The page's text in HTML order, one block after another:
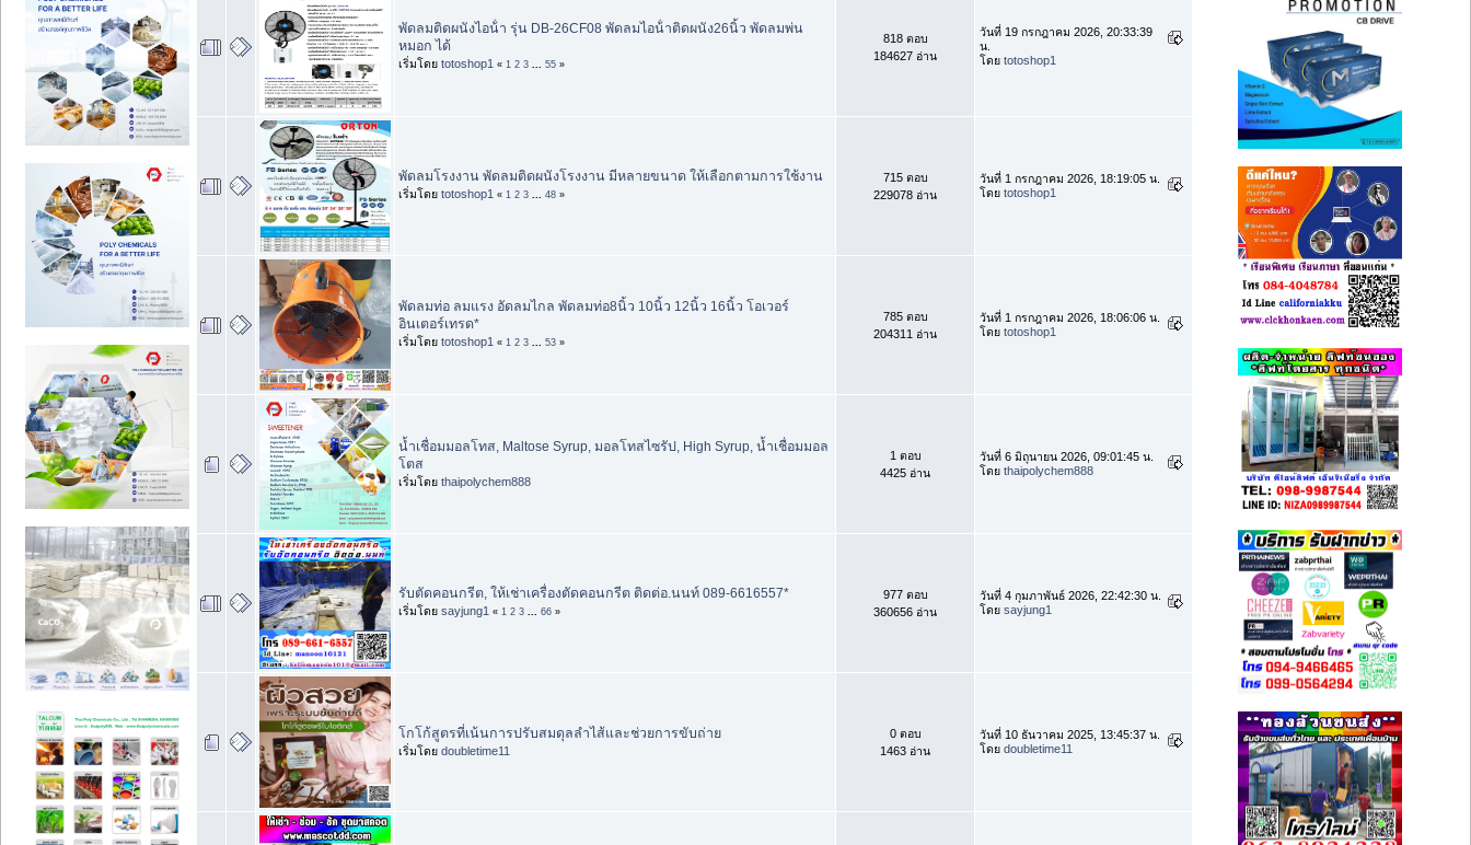
พัดลมติดผนังไอน้ํา รุ่น DB-26CF08 พัดลมไอน้ําติดผนัง26นิ้ว พัดลมพ่น
หมอก ได้
เริ่มโดย totoshop1 « 1 2 3 55 »
818 ตอบ
184627 อ่าน
วันที่ 19 กรกฎาคม 2026, 20:33:39
น.
โดย totoshop1
พัดลมโรงงาน พัดลมติดผนังโรงงาน มีหลายขนาด ให้เลือกตามการใช้งาน
เริ่มโดย totoshop1 « 1 2 3 48 »
715 ตอบ
229078 อ่าน
วันที่ 1 กรกฎาคม 2026, 18:19:05 น.
โดย totoshop1
พัดลมท่อ ลมแรง อัดลมไกล พัดลมท่อ8นิ้ว 10นิ้ว 12นิ้ว 16นิ้ว โอเวอร์
อินเตอร์เทรด*
เริ่มโดย totoshop1 « 1 2 3 53 »
785 ตอบ
204311 อ่าน
วันที่ 1 กรกฎาคม 2026, 18:06:06 น.
โดย totoshop1
น้ำเชื่อมมอลโทส, Maltose Syrup, มอลโทสไซรัป, High Syrup, น้ำเชื่อมมอล
โตส
เริ่มโดย thaipolychem888
1 ตอบ
4425 อ่าน
วันที่ 6 มิถุนายน 2026, 09:01:45 น.
โดย thaipolychem888
รับตัดคอนกรีต, ให้เช่าเครื่องตัดคอนกรีต ติดต่อ.นนท์ 089-6616557*
เริ่มโดย sayjung1 « 1 2 3 66 »
977 ตอบ
360656 อ่าน
วันที่ 4 กุมภาพันธ์ 2026, 22:42:30 น.
โดย sayjung1
โกโก้สูตรที่เน้นการปรับสมดุลลำไส้และช่วยการขับถ่าย
เริ่มโดย doubletime11
0 ตอบ
1463 อ่าน
วันที่ 10 ธันวาคม 2025, 13:45:37 น.
โดย doubletime11